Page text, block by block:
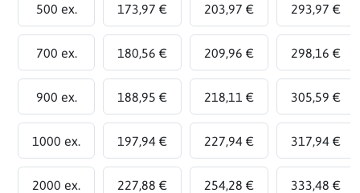
500 ex. 173,97 € 203,97 € 293,97 €
700 ex. 180,56 € 209,96 € 298,16 €
900 ex. 188,95 € 218,11 € 305,59 €
1000 ex. 197,94 € 227,94 € 317,94 €
2000 ex. 227,88 € 254,28 € 333,48 €